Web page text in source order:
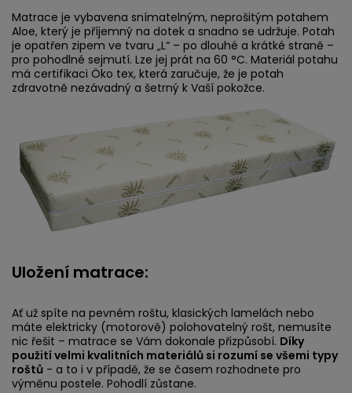
Matrace je vybavena snímatelným, neprošitým potahem
Aloe, který je příjemný na dotek a snadno se udržuje. Potah
je opatřen zipem ve tvaru „L“ – po dlouhé a krátké straně –
pro pohodlné sejmutí. Lze jej prát na 60 °C. Materiál potahu
má certifikaci Öko tex, která zaručuje, že je potah
zdravotně nezávadný a šetrný k Vaší pokožce.
Uložení matrace:
Ať už spíte na pevném roštu, klasických lamelách nebo
máte elektricky (motorově) polohovatelný rošt, nemusíte
nic řešit – matrace se Vám dokonale přizpůsobí. Díky
použití velmi kvalitních materiálů si rozumí se všemi typy
roštů - a to i v případě, že se časem rozhodnete pro
výměnu postele. Pohodlí zůstane.